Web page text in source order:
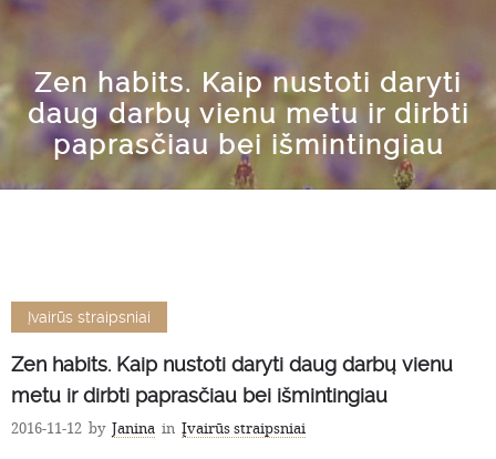
Zen habits. Kaip nustoti daryti
daug darbų vienu metu ir dirbti
paprasčiau bei išmintingiau
Įvairūs straipsniai
Zen habits. Kaip nustoti daryti daug darbų vienu
metu ir dirbti paprasčiau bei išmintingiau
2016-11-12 by Janina in Įvairūs straipsniai